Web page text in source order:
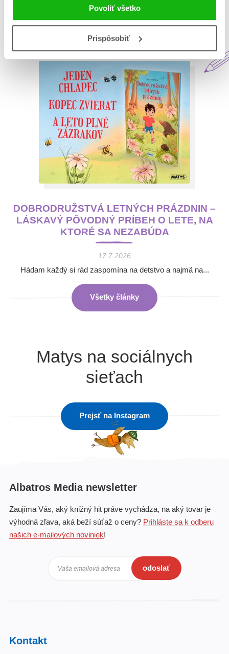
Povoliť všetko
Prispôsobiť
Aktuálne na blogu Matys
DOBRODRUŽSTVÁ LETNÝCH PRÁZDNIN –
LÁSKAVÝ PÔVODNÝ PRÍBEH O LETE, NA
KTORÉ SA NEZABÚDA
17.7.2026
Hádam každý si rád zaspomína na detstvo a najmä na...
Všetky články
Matys na sociálnych
sieťach
Prejsť na Instagram
Albatros Media newsletter
Zaujíma Vás, aký knižný hit práve vychádza, na aký tovar je
výhodná zľava, aká beží súťaž o ceny? Prihláste sa k odberu
našich e-mailových noviniek!
Vaša emailová adresa odoslať
Kontakt